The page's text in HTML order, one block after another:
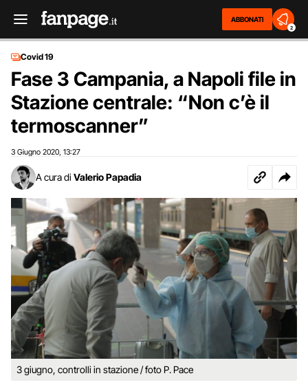
ABBONATI
2
Covid 19
Fase 3 Campania, a Napoli file in
Stazione centrale: “Non c’è il
termoscanner”
3 Giugno 2020 13:27
A cura di Valerio Papadia
3 giugno, controlli in stazione / foto P. Pace